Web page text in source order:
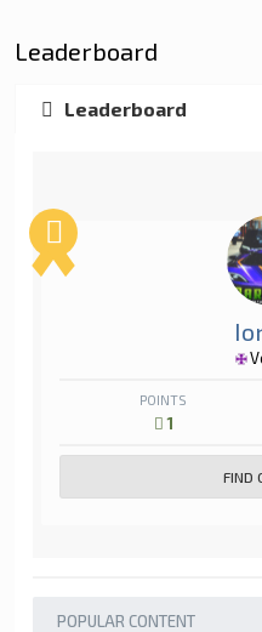
Leaderboard
Leaderboard
POINTS
1
FIND
POPULAR CONTENT